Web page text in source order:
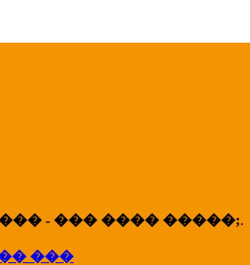
- ��� ���� �����;.
���